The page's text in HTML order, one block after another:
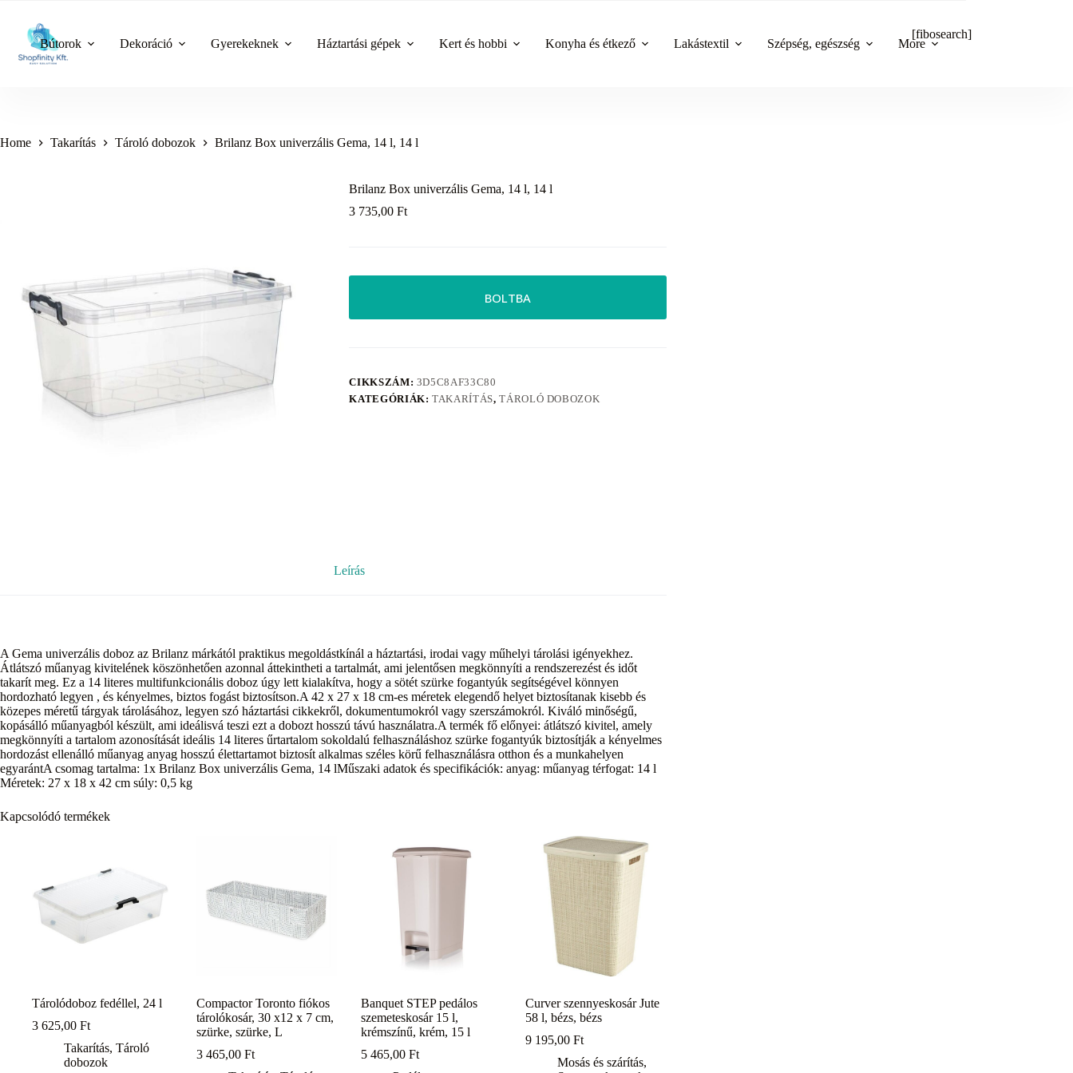
content
Bútorok Dekoráció Gyerekeknek Háztartási gépek Kert és hobbi Konyha és étkező Lakástextil Szépség, egészség More
[fibosearch]
Home Takarítás Tároló dobozok Brilanz Box univerzális Gema, 14 l, 14 l
Brilanz Box univerzális Gema, 14 l, 14 l
3 735,00Ft
BOLTBA
CIKKSZÁM: 3D5C8AF33C80
KATEGÓRIÁK:TAKARÍTÁS,TÁROLÓ DOBOZOK
Leírás
A Gema univerzális doboz az Brilanz márkától praktikus megoldástkínál a háztartási, irodai vagy műhelyi tárolási igényekhez.
Átlátszó műanyag kivitelének köszönhetően azonnal áttekintheti a tartalmát, ami jelentősen megkönnyíti a rendszerezést és időt
takarít meg. Ez a 14 literes multifunkcionális doboz úgy lett kialakítva, hogy a sötét szürke fogantyúk segítségével könnyen
hordozható legyen , és kényelmes, biztos fogást biztosítson.A 42 x 27 x 18 cm-es méretek elegendő helyet biztosítanak kisebb és
közepes méretű tárgyak tárolásához, legyen szó háztartási cikkekről, dokumentumokról vagy szerszámokról. Kiváló minőségű,
kopásálló műanyagból készült, ami ideálisvá teszi ezt a dobozt hosszú távú használatra.A termék fő előnyei: átlátszó kivitel, amely
megkönnyíti a tartalom azonosítását ideális 14 literes űrtartalom sokoldalú felhasználáshoz szürke fogantyúk biztosítják a kényelmes
hordozást ellenálló műanyag anyag hosszú élettartamot biztosít alkalmas széles körű felhasználásra otthon és a munkahelyen
egyarántA csomag tartalma: 1x Brilanz Box univerzális Gema, 14 lMűszaki adatok és specifikációk: anyag: műanyag térfogat: 14 l
Méretek: 27 x 18 x 42 cm súly: 0,5 kg
Kapcsolódó termékek
Tárolódoboz fedéllel, 24 l
3 625,00 Ft
Takarítás, Tároló
dobozok
Compactor Toronto fiókos
tárolókosár, 30 x12 x 7 cm,
szürke, szürke, L
3 465,00Ft
Banquet STEP pedálos
szemeteskosár 15 l,
krémszínű, krém, 15 l
5 465,00Ft
Curver szennyeskosár Jute
58 l, bézs, bézs
9 195,00Ft
Mosás és szárítás,